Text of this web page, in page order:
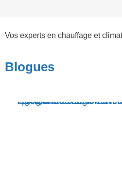
Vos experts en chauffage et
Blogues